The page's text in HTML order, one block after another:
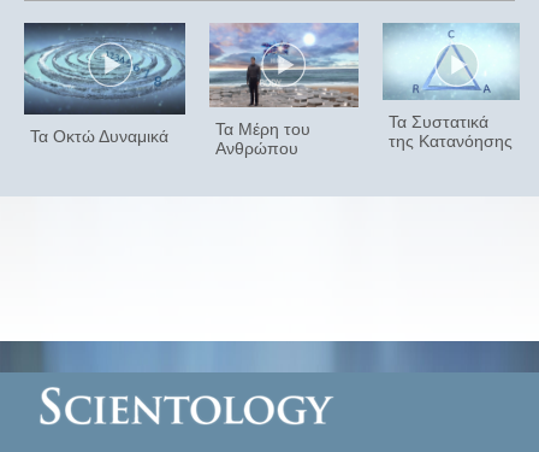
Τα Οκτώ Δυναμικά
Τα Μέρη του
Ανθρώπου
Τα Συστατικά
της Κατανόησης